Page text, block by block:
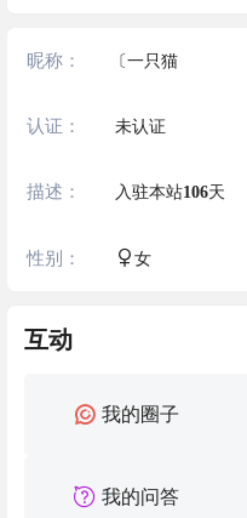
昵称： 〔一只猫
认证： 未认证
描述： 入驻本站106天
性别： 女
互动
我的圈子
我的问答